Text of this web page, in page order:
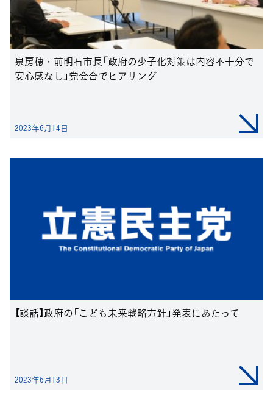
泉房穂・前明石市長「政府の少子化対策は内容不十分で
安心感なし」党会合でヒアリング
2023年6月14日
【談話】政府の「こども未来戦略方針」発表にあたって
2023年6月13日